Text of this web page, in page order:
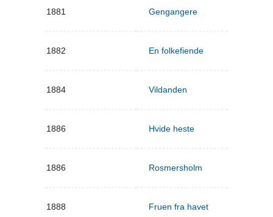
1881 Gengangere
1882 En folkefiende
1884 Vildanden
1886 Hvide heste
1886 Rosmersholm
1888 Fruen fra havet